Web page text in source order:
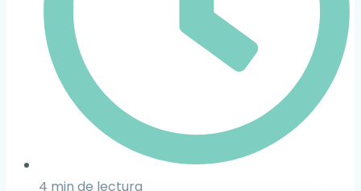
4 min de lectura